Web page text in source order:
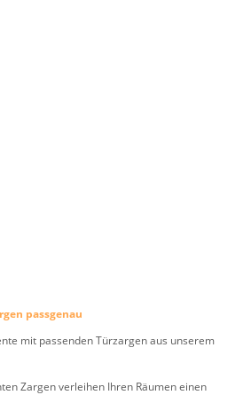
passgenau
mit passenden Türzargen aus unserem
Zargen verleihen Ihren Räumen einen